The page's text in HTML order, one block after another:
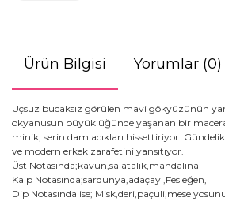
Ürün Bilgisi Yorumlar (0)
Uçsuz bucaksız görülen mavi gökyüzünün
okyanusun büyüklüğünde yaşanan bir
minik, serin damlacıkları hissettiriyor.
ve modern erkek zarafetini yansıtıyor.
Üst Notasında;kavun,salatalık,mandalina
Kalp Notasında;sardunya,adaçayı,Fesleğen,
Dip Notasında ise; Misk,deri,paçuli,mese